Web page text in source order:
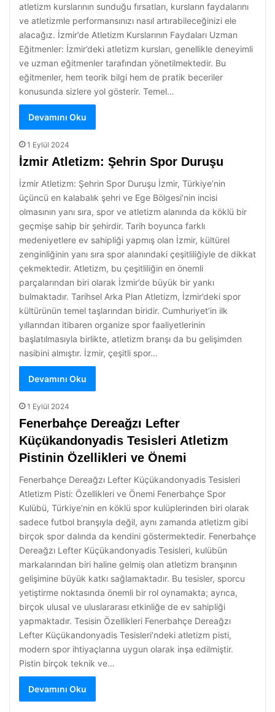
atletizm kurslarının sunduğu fırsatları, kursların faydalarını
ve atletizmle performansınızı nasıl artırabileceğinizi ele
alacağız. İzmir’de Atletizm Kurslarının Faydaları Uzman
Eğitmenler: İzmir’deki atletizm kursları, genellikle deneyimli
ve uzman eğitmenler tarafından yönetilmektedir. Bu
eğitmenler, hem teorik bilgi hem de pratik beceriler
konusunda sizlere yol gösterir. Temel…
Devamını Oku
1 Eylül 2024
İzmir Atletizm: Şehrin Spor Duruşu
İzmir Atletizm: Şehrin Spor Duruşu İzmir, Türkiye’nin
üçüncü en kalabalık şehri ve Ege Bölgesi’nin incisi
olmasının yanı sıra, spor ve atletizm alanında da köklü bir
geçmişe sahip bir şehirdir. Tarih boyunca farklı
medeniyetlere ev sahipliği yapmış olan İzmir, kültürel
zenginliğinin yanı sıra spor alanındaki çeşitliliğiyle de dikkat
çekmektedir. Atletizm, bu çeşitliliğin en önemli
parçalarından biri olarak İzmir’de büyük bir yankı
bulmaktadır. Tarihsel Arka Plan Atletizm, İzmir’deki spor
kültürünün temel taşlarından biridir. Cumhuriyet’in ilk
yıllarından itibaren organize spor faaliyetlerinin
başlatılmasıyla birlikte, atletizm branşı da bu gelişimden
nasibini almıştır. İzmir, çeşitli spor…
Devamını Oku
1 Eylül 2024
Fenerbahçe Dereağzı Lefter
Küçükandonyadis Tesisleri Atletizm
Pistinin Özellikleri ve Önemi
Fenerbahçe Dereağzı Lefter Küçükandonyadis Tesisleri
Atletizm Pisti: Özellikleri ve Önemi Fenerbahçe Spor
Kulübü, Türkiye’nin en köklü spor kulüplerinden biri olarak
sadece futbol branşıyla değil, aynı zamanda atletizm gibi
birçok spor dalında da kendini göstermektedir. Fenerbahçe
Dereağzı Lefter Küçükandonyadis Tesisleri, kulübün
markalarından biri haline gelmiş olan atletizm branşının
gelişimine büyük katkı sağlamaktadır. Bu tesisler, sporcu
yetiştirme noktasında önemli bir rol oynamakta; ayrıca,
birçok ulusal ve uluslararası etkinliğe de ev sahipliği
yapmaktadır. Tesisin Özellikleri Fenerbahçe Dereağzı
Lefter Küçükandonyadis Tesisleri’ndeki atletizm pisti,
modern spor ihtiyaçlarına uygun olarak inşa edilmiştir.
Pistin birçok teknik ve…
Devamını Oku